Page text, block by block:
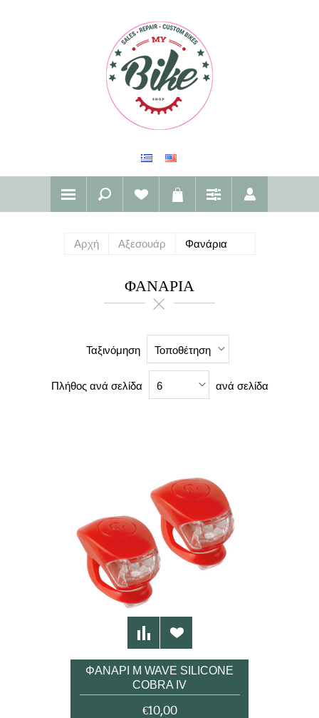
Αρχή Αξεσουάρ Φανάρια
ΦΑΝΆΡΙΑ
Ταξινόμηση Τοποθέτηση
Πλήθος ανά σελίδα 6 ανά σελίδα
ΦΑΝΑΡΙ M WAVE SILICONE
COBRA IV
€10,00